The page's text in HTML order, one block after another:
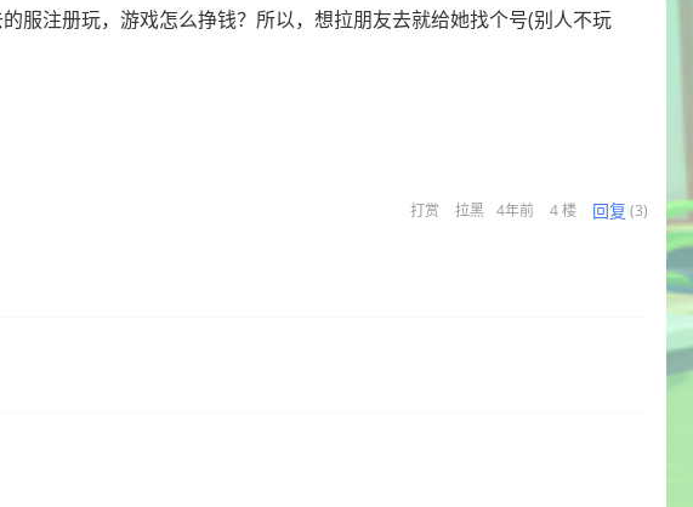
服注册玩，游戏怎么挣钱？所以，想拉朋友去就给她找个号(别人不玩
打赏 拉黑 4年前 4 楼 回复 (3)